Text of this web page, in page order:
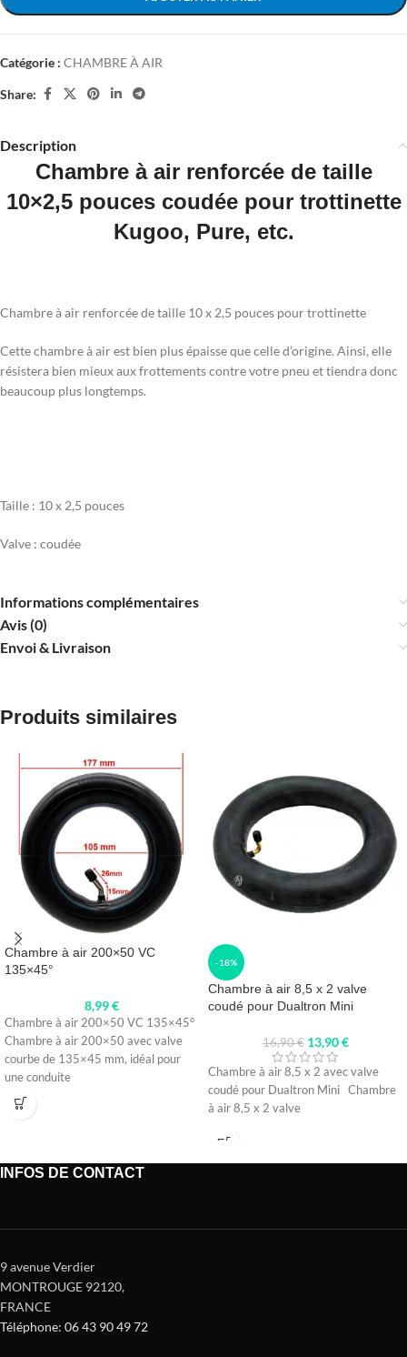
Catégorie : CHAMBRE À AIR
Share:
Description
Chambre à air renforcée de taille
10×2,5 pouces coudée pour trottinette
Kugoo, Pure, etc.
Chambre à air renforcée de taille 10 x 2,5 pouces pour trottinette
Cette chambre à air est bien plus épaisse que celle d’origine. Ainsi, elle
résistera bien mieux aux frottements contre votre pneu et tiendra donc
beaucoup plus longtemps.
Taille : 10 x 2,5 pouces
Valve : coudée
Informations complémentaires
Avis (0)
Envoi & Livraison
Produits similaires
Chambre à air 200×50 VC
135×45°
8,99€
Chambre à air 200×50 VC 135×45°
Chambre à air 200×50 avec valve
courbe de 135×45 mm, idéal pour
une conduite
-18%
Chambre à air 8,5 x 2 valve
coudé pour Dualtron Mini
16,90€ 13,90€
Chambre à air 8,5 x 2 avec valve
coudé pour Dualtron Mini Chambre
à air 8,5 x 2 valve
INFOS DE CONTACT
9 avenue Verdier
MONTROUGE 92120,
FRANCE
Téléphone: 06 43 90 49 72